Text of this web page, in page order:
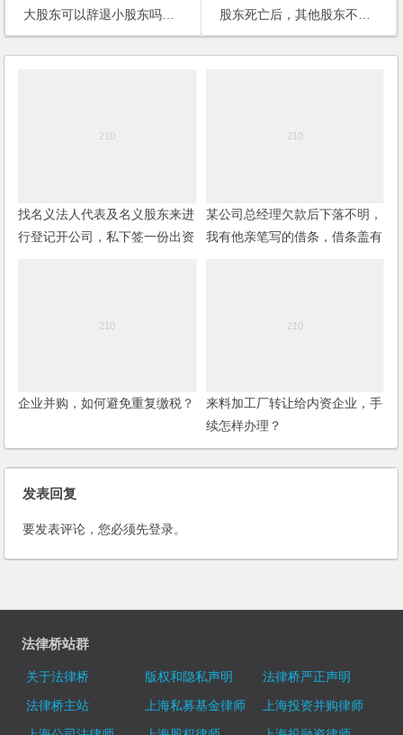
大股东可以辞退小股东吗？大股东要通过财务账面处理让小股东无法得到分红，怎么办？
股东死亡后，其他股东不同意股权继承怎么办？
找名义法人代表及名义股东来进
行登记开公司，私下签一份出资
某公司总经理欠款后下落不明，
我有他亲笔写的借条，借条盖有
企业并购，如何避免重复缴税？
来料加工厂转让给内资企业，手
续怎样办理？
发表回复
要发表评论，您必须先登录。
法律桥站群
关于法律桥 版权和隐私声明
法律桥严正声明
法律桥主站
上海私募基金律师
上海投资并购律师